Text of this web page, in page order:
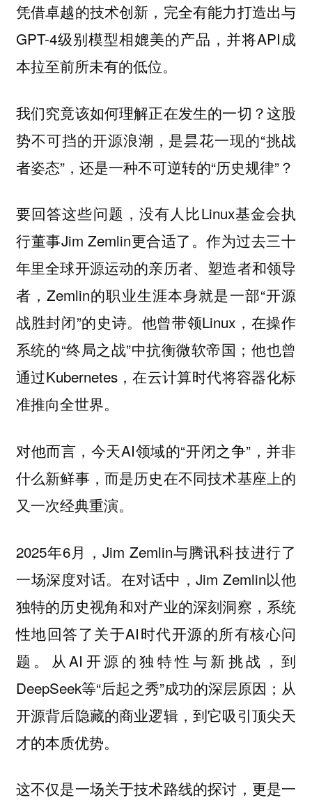
凭借卓越的技术创新，完全有能力打造出与
GPT-4级别模型相媲美的产品，并将API成
本拉至前所未有的低位。
我们究竟该如何理解正在发生的一切？这股
势不可挡的开源浪潮，是昙花一现的“挑战
者姿态”，还是一种不可逆转的“历史规律”？
要回答这些问题，没有人比Linux基金会执
行董事Jim Zemlin更合适了。作为过去三十
年里全球开源运动的亲历者、塑造者和领导
者，Zemlin的职业生涯本身就是一部“开源
战胜封闭”的史诗。他曾带领Linux，在操作
系统的“终局之战”中抗衡微软帝国；他也曾
通过Kubernetes，在云计算时代将容器化标
准推向全世界。
对他而言，今天AI领域的“开闭之争”，并非
什么新鲜事，而是历史在不同技术基座上的
又一次经典重演。
2025年6月，Jim Zemlin与腾讯科技进行了
一场深度对话。在对话中，Jim Zemlin以他
独特的历史视角和对产业的深刻洞察，系统
性地回答了关于AI时代开源的所有核心问
题。从AI开源的独特性与新挑战，到
DeepSeek等“后起之秀”成功的深层原因；从
开源背后隐藏的商业逻辑，到它吸引顶尖天
才的本质优势。
这不仅是一场关于技术路线的探讨，更是一